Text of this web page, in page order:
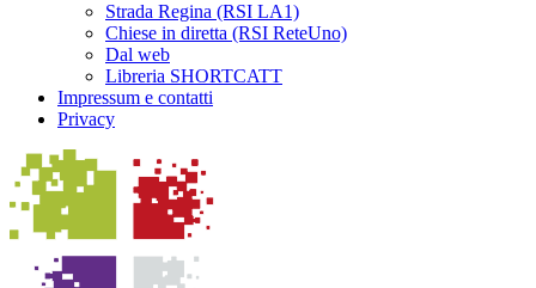
Strada Regina (RSI LA1)
Chiese in diretta (RSI ReteUno)
Dal web
Libreria SHORTCATT
Impressum e contatti
Privacy